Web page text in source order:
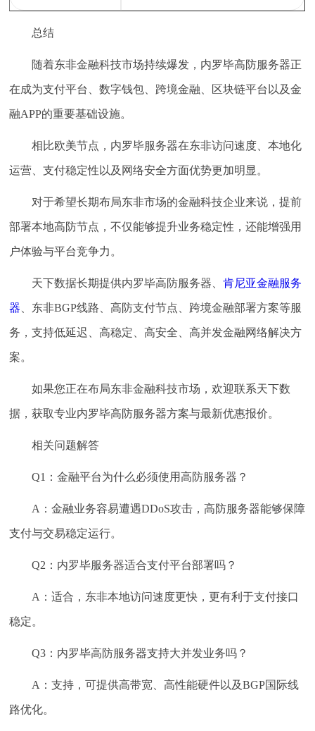
总结
随着东非金融科技市场持续爆发，内罗毕高防服务器正
在成为支付平台、数字钱包、跨境金融、区块链平台以及金
融APP的重要基础设施。
相比欧美节点，内罗毕服务器在东非访问速度、本地化
运营、支付稳定性以及网络安全方面优势更加明显。
对于希望长期布局东非市场的金融科技企业来说，提前
部署本地高防节点，不仅能够提升业务稳定性，还能增强用
户体验与平台竞争力。
天下数据长期提供内罗毕高防服务器、肯尼亚金融服务
器 、东非BGP线路、高防支付节点、跨境金融部署方案等服
务，支持低延迟、高稳定、高安全、高并发金融网络解决方
案。
如果您正在布局东非金融科技市场，欢迎联系天下数
据，获取专业内罗毕高防服务器方案与最新优惠报价。
相关问题解答
Q1：金融平台为什么必须使用高防服务器？
A：金融业务容易遭遇DDoS攻击，高防服务器能够保障
支付与交易稳定运行。
Q2：内罗毕服务器适合支付平台部署吗？
A：适合，东非本地访问速度更快，更有利于支付接口
稳定。
Q3：内罗毕高防服务器支持大并发业务吗？
A：支持，可提供高带宽、高性能硬件以及BGP国际线
路优化。